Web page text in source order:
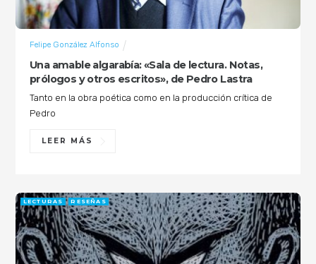
Una amable algarabía: «Sala de lectura. Notas,
prólogos y otros escritos», de Pedro Lastra
Felipe González Alfonso
Tanto en la obra poética como en la producción crítica de
Pedro
LEER MÁS
LECTURAS RESEÑAS